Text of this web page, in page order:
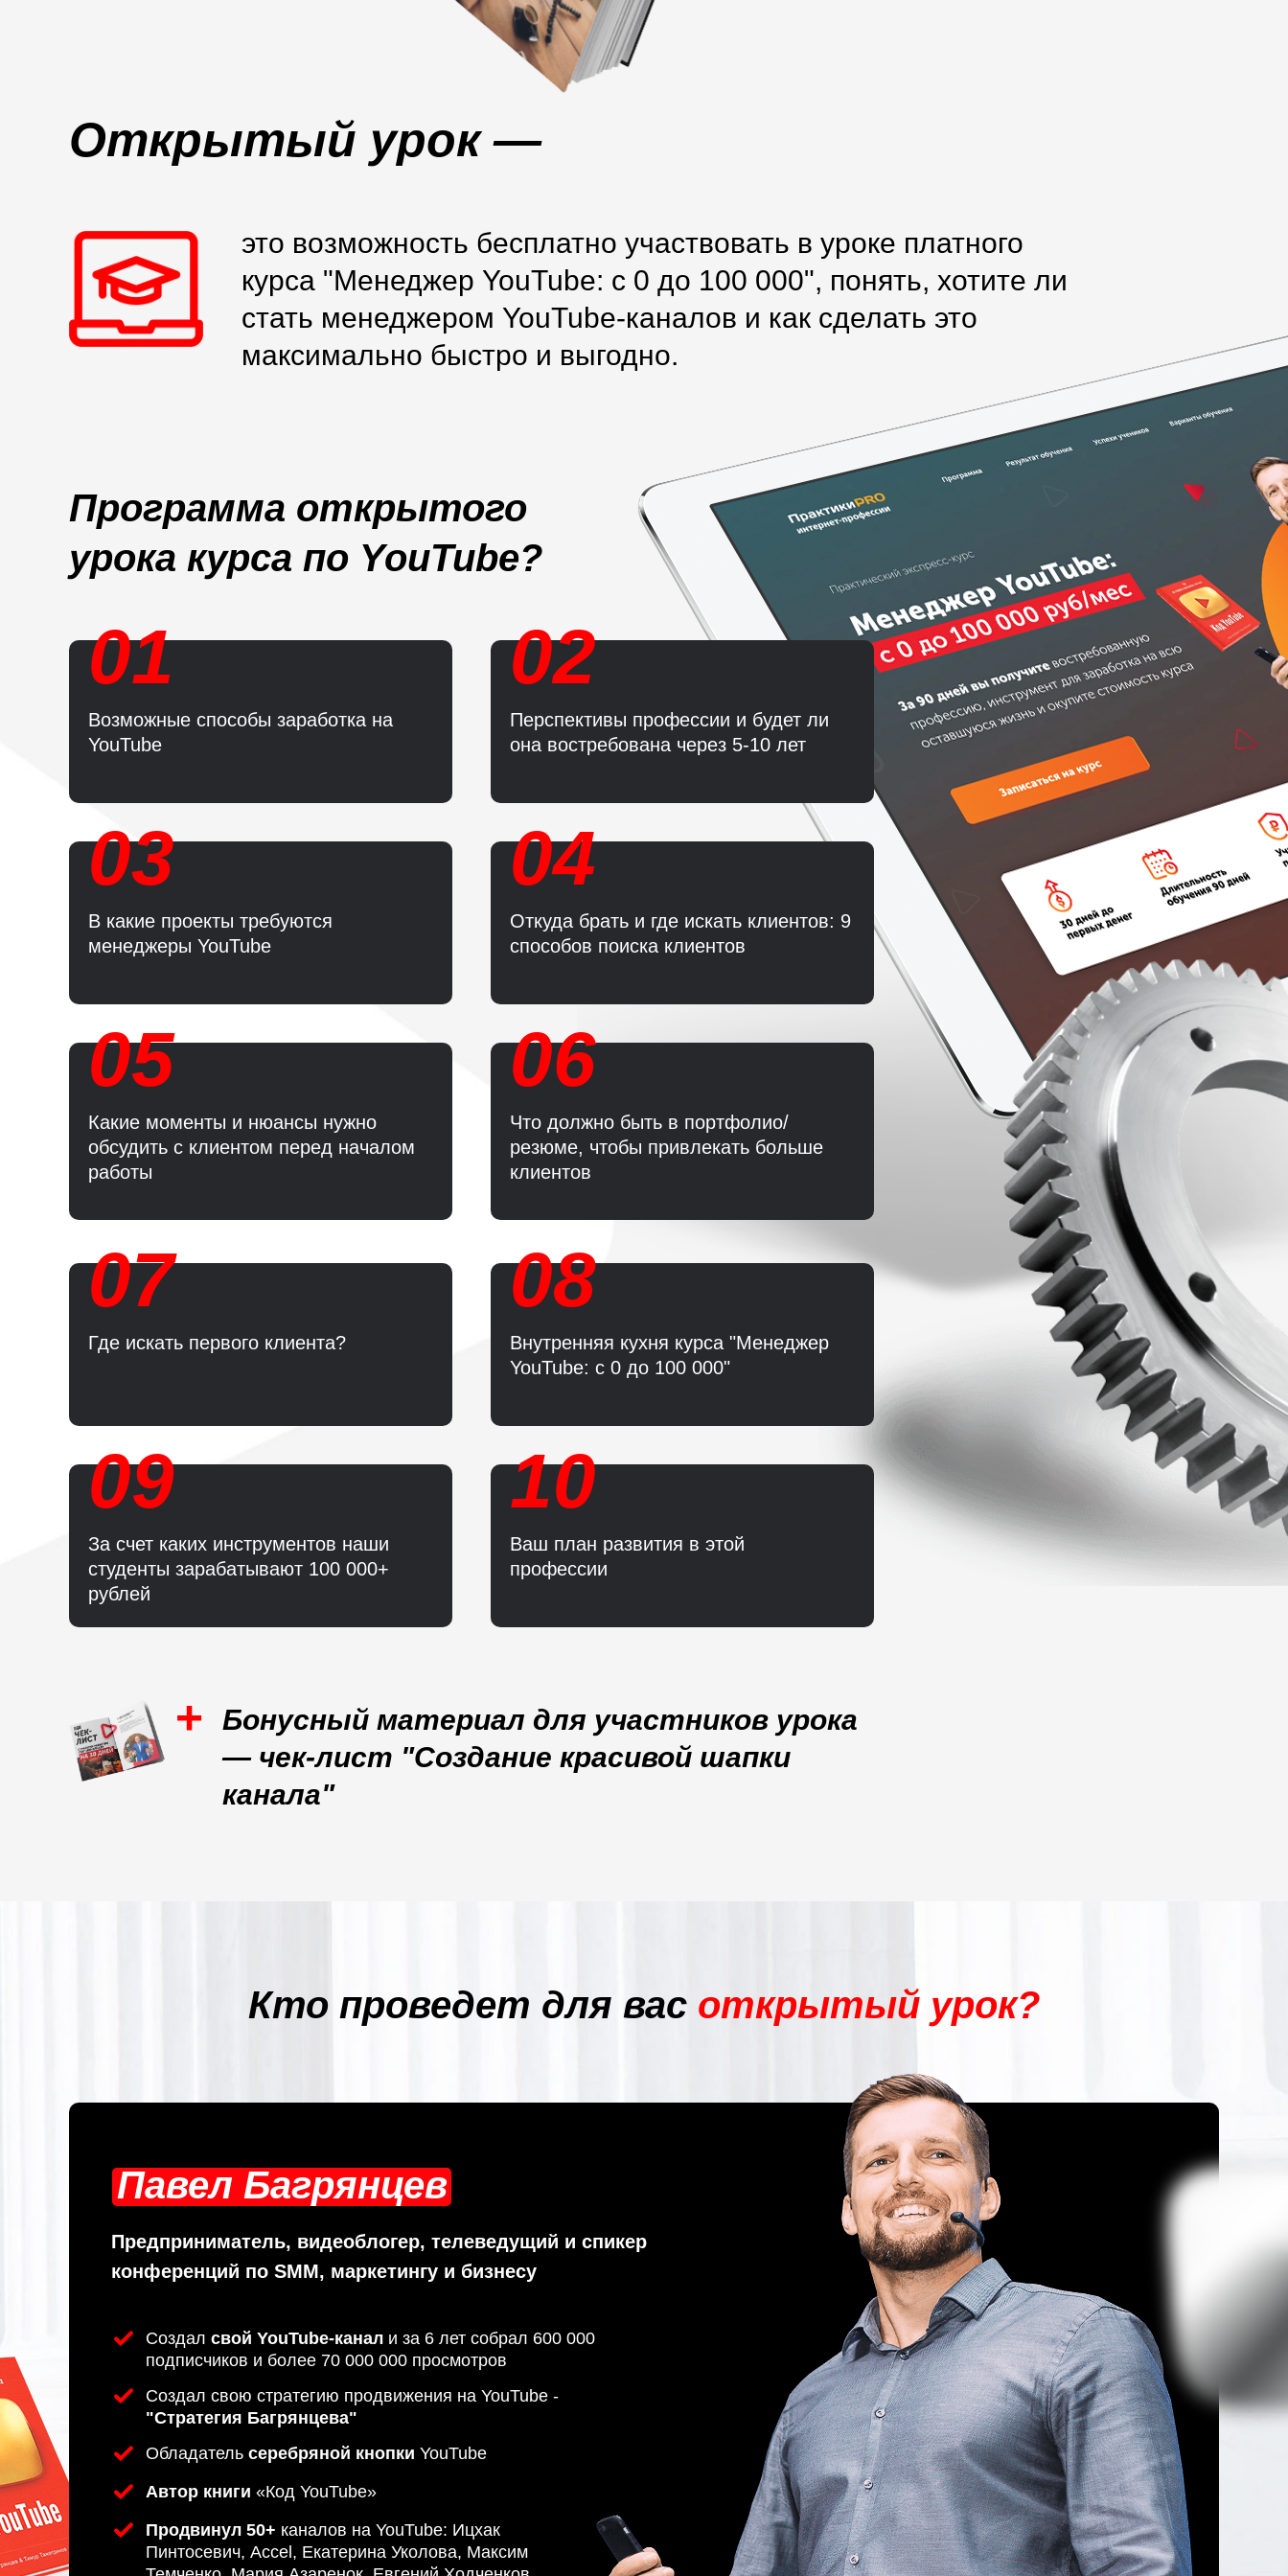
Открытый урок —
это возможность бесплатно участвовать в уроке платного
курса "Менеджер YouTube: с 0 до 100 000", понять, хотите ли
стать менеджером YouTube-каналов и как сделать это
максимально быстро и выгодно.
Программа открытого
урока курса по YouTube?
01
Возможные способы заработка на
YouTube
02
Перспективы профессии и будет ли
она востребована через 5-10 лет
03
В какие проекты требуются
менеджеры YouTube
04
Откуда брать и где искать клиентов: 9
способов поиска клиентов
05
Какие моменты и нюансы нужно
обсудить с клиентом перед началом
работы
06
Что должно быть в портфолио/
резюме, чтобы привлекать больше
клиентов
07
Где искать первого клиента?
08
Внутренняя кухня курса "Менеджер
YouTube: с 0 до 100 000"
09
За счет каких инструментов наши
студенты зарабатывают 100 000+
рублей
10
Ваш план развития в этой
профессии
Бонусный материал для участников урока
— чек-лист "Создание красивой шапки
канала"
+
Кто проведет для вас открытый урок?
Павел Багрянцев
Предприниматель, видеоблогер, телеведущий и спикер
конференций по SMM, маркетингу и бизнесу
Создал свой YouTube-канал и за 6 лет собрал 600 000
подписчиков и более 70 000 000 просмотров
Создал свою стратегию продвижения на YouTube -
"Стратегия Багрянцева"
Обладатель серебряной кнопки YouTube
Автор книги «Код YouTube»
Продвинул 50+ каналов на YouTube: Ицхак
Пинтосевич, Accel, Екатерина Уколова, Максим